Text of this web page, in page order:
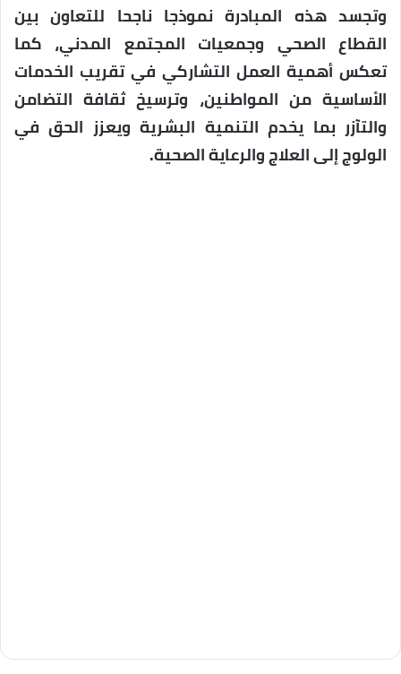
وتجسد هذه المبادرة نموذجا ناجحا للتعاون بين
القطاع الصحي وجمعيات المجتمع المدني، كما
تعكس أهمية العمل التشاركي في تقريب الخدمات
الأساسية من المواطنين، وترسيخ ثقافة التضامن
والتآزر بما يخدم التنمية البشرية ويعزز الحق في
الولوج إلى العلاج والرعاية الصحية.